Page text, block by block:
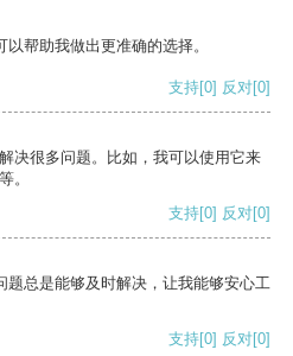
帮助我做出更准确的选择。
支持[0] 反对[0]
决很多问题。比如，我可以使用它来
。
支持[0] 反对[0]
题总是能够及时解决，让我能够安心工
支持[0] 反对[0]